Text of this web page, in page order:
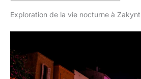
Exploration de la vie nocturne à